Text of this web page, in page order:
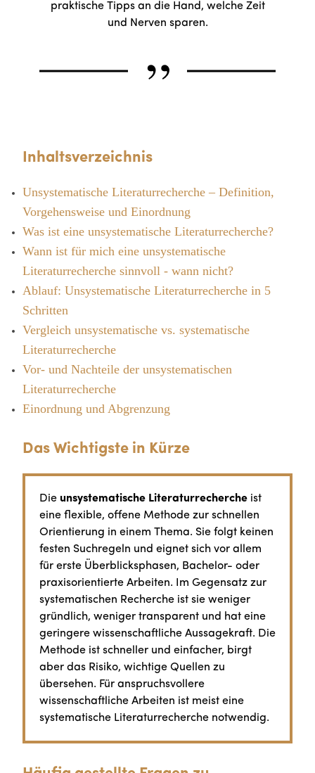
praktische Tipps an die Hand, welche Zeit
und Nerven sparen.
„
Inhaltsverzeichnis
Unsystematische Literaturrecherche – Definition,
Vorgehensweise und Einordnung
Was ist eine unsystematische Literaturrecherche?
Wann ist für mich eine unsystematische
Literaturrecherche sinnvoll - wann nicht?
Ablauf: Unsystematische Literaturrecherche in 5
Schritten
Vergleich unsystematische vs. systematische
Literaturrecherche
Vor- und Nachteile der unsystematischen
Literaturrecherche
Einordnung und Abgrenzung
Das Wichtigste in Kürze
Die unsystematische Literaturrecherche ist
eine flexible, offene Methode zur schnellen
Orientierung in einem Thema. Sie folgt keinen
festen Suchregeln und eignet sich vor allem
für erste Überblicksphasen, Bachelor- oder
praxisorientierte Arbeiten. Im Gegensatz zur
systematischen Recherche ist sie weniger
gründlich, weniger transparent und hat eine
geringere wissenschaftliche Aussagekraft. Die
Methode ist schneller und einfacher, birgt
aber das Risiko, wichtige Quellen zu
übersehen. Für anspruchsvollere
wissenschaftliche Arbeiten ist meist eine
systematische Literaturrecherche notwendig.